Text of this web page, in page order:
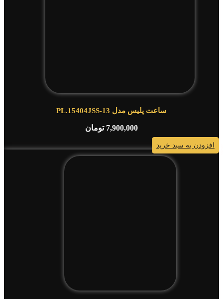
ساعت پلیس مدل PL.15404JSS-13
7,900,000 تومان
افزودن به سبد خرید